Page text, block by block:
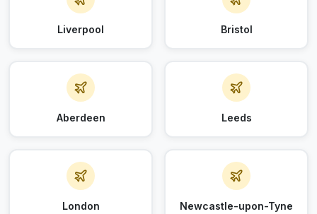
Liverpool Bristol
Aberdeen Leeds
London Newcastle-upon-Tyne